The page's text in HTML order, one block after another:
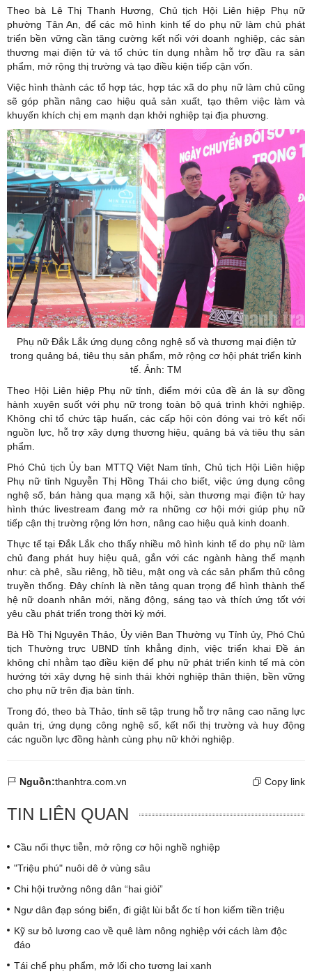
Theo bà Lê Thị Thanh Hương, Chủ tịch Hội Liên hiệp Phụ nữ
phường Tân An, để các mô hình kinh tế do phụ nữ làm chủ phát
triển bền vững cần tăng cường kết nối với doanh nghiệp, các sàn
thương mại điện tử và tổ chức tín dụng nhằm hỗ trợ đầu ra sản
phẩm, mở rộng thị trường và tạo điều kiện tiếp cận vốn.
Việc hình thành các tổ hợp tác, hợp tác xã do phụ nữ làm chủ cũng
sẽ góp phần nâng cao hiệu quả sản xuất, tạo thêm việc làm và
khuyến khích chị em mạnh dạn khởi nghiệp tại địa phương.
Phụ nữ Đắk Lắk ứng dụng công nghệ số và thương mại điện tử
trong quảng bá, tiêu thụ sản phẩm, mở rộng cơ hội phát triển kinh
tế. Ảnh: TM
Theo Hội Liên hiệp Phụ nữ tỉnh, điểm mới của đề án là sự đồng
hành xuyên suốt với phụ nữ trong toàn bộ quá trình khởi nghiệp.
Không chỉ tổ chức tập huấn, các cấp hội còn đóng vai trò kết nối
nguồn lực, hỗ trợ xây dựng thương hiệu, quảng bá và tiêu thụ sản
phẩm.
Phó Chủ tịch Ủy ban MTTQ Việt Nam tỉnh, Chủ tịch Hội Liên hiệp
Phụ nữ tỉnh Nguyễn Thị Hồng Thái cho biết, việc ứng dụng công
nghệ số, bán hàng qua mạng xã hội, sàn thương mại điện tử hay
hình thức livestream đang mở ra những cơ hội mới giúp phụ nữ
tiếp cận thị trường rộng lớn hơn, nâng cao hiệu quả kinh doanh.
Thực tế tại Đắk Lắk cho thấy nhiều mô hình kinh tế do phụ nữ làm
chủ đang phát huy hiệu quả, gắn với các ngành hàng thế mạnh
như: cà phê, sầu riêng, hồ tiêu, mật ong và các sản phẩm thủ công
truyền thống. Đây chính là nền tảng quan trọng để hình thành thế
hệ nữ doanh nhân mới, năng động, sáng tạo và thích ứng tốt với
yêu cầu phát triển trong thời kỳ mới.
Bà Hồ Thị Nguyên Thảo, Ủy viên Ban Thường vụ Tỉnh ủy, Phó Chủ
tịch Thường trực UBND tỉnh khẳng định, việc triển khai Đề án
không chỉ nhằm tạo điều kiện để phụ nữ phát triển kinh tế mà còn
hướng tới xây dựng hệ sinh thái khởi nghiệp thân thiện, bền vững
cho phụ nữ trên địa bàn tỉnh.
Trong đó, theo bà Thảo, tỉnh sẽ tập trung hỗ trợ nâng cao năng lực
quản trị, ứng dụng công nghệ số, kết nối thị trường và huy động
các nguồn lực đồng hành cùng phụ nữ khởi nghiệp.
Nguồn:thanhtra.com.vn Copy link
TIN LIÊN QUAN
Cầu nối thực tiễn, mở rộng cơ hội nghề nghiệp
"Triệu phú" nuôi dê ở vùng sâu
Chi hội trưởng nông dân “hai giỏi”
Ngư dân đạp sóng biển, đi giật lùi bắt ốc tí hon kiếm tiền triệu
Kỹ sư bỏ lương cao về quê làm nông nghiệp với cách làm độc
đáo
Tái chế phụ phẩm, mở lối cho tương lai xanh